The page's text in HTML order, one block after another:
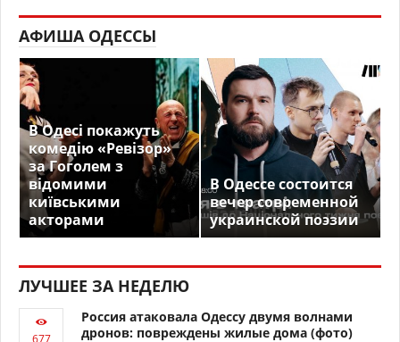
АФИША ОДЕССЫ
В Одесі покажуть
комедію «Ревізор»
за Гоголем з
відомими
київськими
акторами
В Одессе состоится
вечер современной
украинской поэзии
ЛУЧШЕЕ ЗА НЕДЕЛЮ
Россия атаковала Одессу двумя волнами
дронов: повреждены жилые дома (фото)